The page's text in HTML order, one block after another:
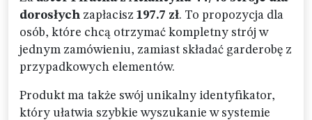
dorosłych zapłacisz 197.7 zł. To propozycja dla
osób, które chcą otrzymać kompletny strój w
jednym zamówieniu, zamiast składać garderobę z
przypadkowych elementów.
Produkt ma także swój unikalny identyfikator,
który ułatwia szybkie wyszukanie w systemie